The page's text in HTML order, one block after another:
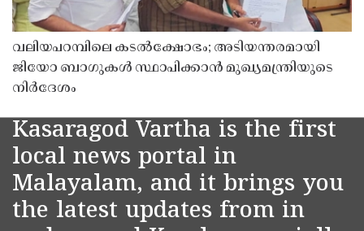
വലിയപറമ്പിലെ കടൽക്ഷോഭം; അടിയന്തരമായി
ജിയോ ബാഗുകൾ സ്ഥാപിക്കാൻ മുഖ്യമന്ത്രിയുടെ
നിർദേശം
Kasaragod Vartha is the first
local news portal in
Malayalam, and it brings you
the latest updates from in